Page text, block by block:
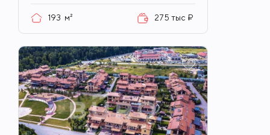
193 м² 275 тыс ₽